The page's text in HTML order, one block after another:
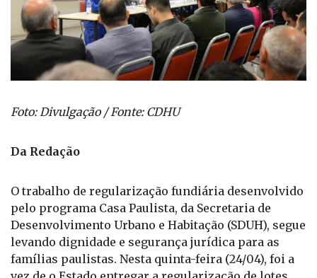
pelo programa Casa Paulista, da Secretaria de
Desenvolvimento Urbano e Habitação (SDUH), segue
levando dignidade e segurança jurídica para as
famílias paulistas. Nesta quinta-feira (24/04), foi a
vez de o Estado entregar a regularização de lotes
para beneficiar 419 famílias da Região